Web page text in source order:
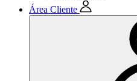
Área Cliente